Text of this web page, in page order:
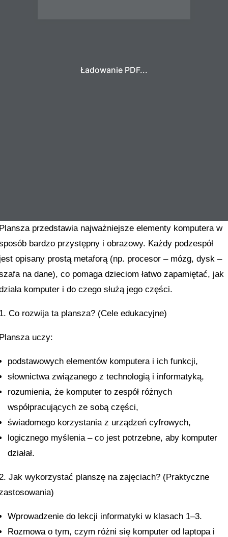
Ładowanie PDF...
przedstawia najważniejsze elementy komputera w
bardzo przystępny i obrazowy. Każdy podzespół
opisany prostą metaforą (np. procesor – mózg, dysk –
na dane), co pomaga dzieciom łatwo zapamiętać, jak
komputer i do czego służą jego części.
Co rozwija ta plansza? (Cele edukacyjne)
uczy:
podstawowych elementów komputera i ich funkcji,
słownictwa związanego z technologią i informatyką,
rozumienia, że komputer to zespół różnych
współpracujących ze sobą części,
świadomego korzystania z urządzeń cyfrowych,
logicznego myślenia – co jest potrzebne, aby komputer
działał.
Jak wykorzystać planszę na zajęciach? (Praktyczne
Wprowadzenie do lekcji informatyki w klasach 1–3.
Rozmowa o tym, czym różni się komputer od laptopa i